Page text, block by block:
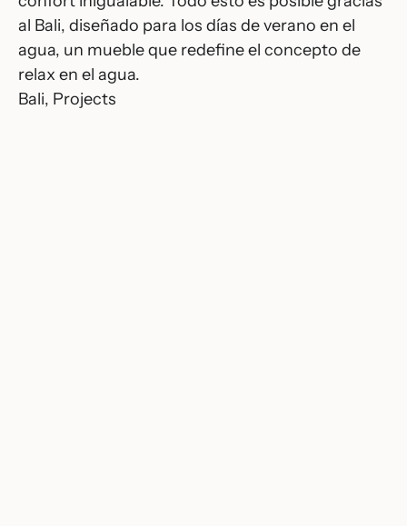
al Bali, diseñado para los días de verano en el
agua, un mueble que redefine el concepto de
relax en el agua.
Bali, Projects